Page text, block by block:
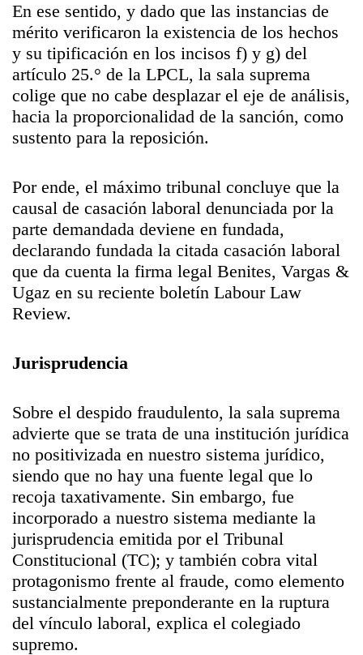
En ese sentido, y dado que las instancias de
mérito verificaron la existencia de los hechos
y su tipificación en los incisos f) y g) del
artículo 25.° de la LPCL, la sala suprema
colige que no cabe desplazar el eje de análisis,
hacia la proporcionalidad de la sanción, como
sustento para la reposición.
Por ende, el máximo tribunal concluye que la
causal de casación laboral denunciada por la
parte demandada deviene en fundada,
declarando fundada la citada casación laboral
que da cuenta la firma legal Benites, Vargas &
Ugaz en su reciente boletín Labour Law
Review.
Jurisprudencia
Sobre el despido fraudulento, la sala suprema
advierte que se trata de una institución jurídica
no positivizada en nuestro sistema jurídico,
siendo que no hay una fuente legal que lo
recoja taxativamente. Sin embargo, fue
incorporado a nuestro sistema mediante la
jurisprudencia emitida por el Tribunal
Constitucional (TC); y también cobra vital
protagonismo frente al fraude, como elemento
sustancialmente preponderante en la ruptura
del vínculo laboral, explica el colegiado
supremo.